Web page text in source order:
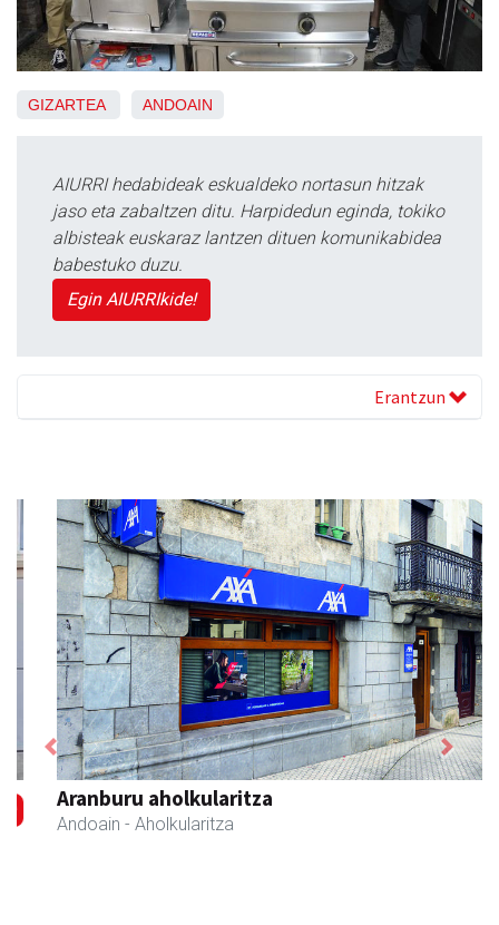
GIZARTEA ANDOAIN
AIURRI hedabideak eskualdeko nortasun hitzak
jaso eta zabaltzen ditu. Harpidedun eginda, tokiko
albisteak euskaraz lantzen dituen komunikabidea
babestuko duzu.
Egin AIURRIkide!
Erantzun
Aranburu aholkularitza
Andoain - Aholkularitza
Previous Next